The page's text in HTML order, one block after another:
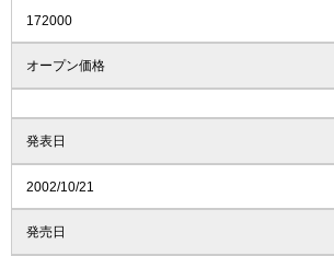
172000
オープン価格
発表日
2002/10/21
発売日